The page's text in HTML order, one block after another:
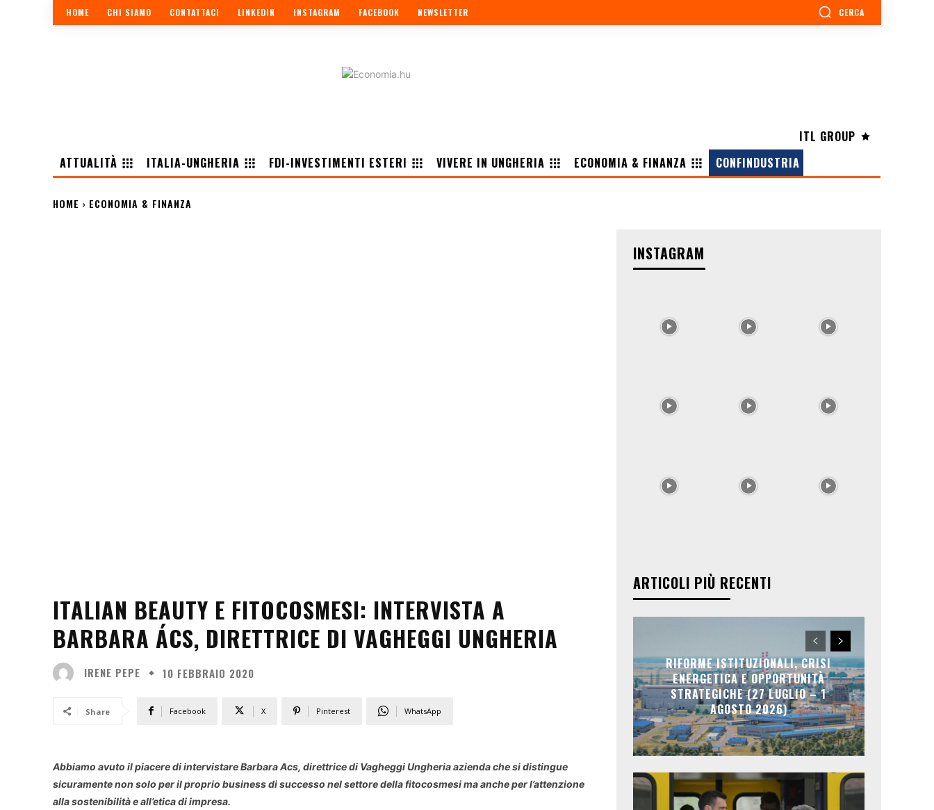
HOME CHI SIAMO CONTATTACI LINKEDIN INSTAGRAM FACEBOOK NEWSLETTER CERCA
ITL GROUP
ATTUALITÀ
ITALIA-UNGHERIA FDI-INVESTIMENTI ESTERI VIVERE IN UNGHERIA ECONOMIA & FINANZA CONFINDUSTRIA
HOME ECONOMIA & FINANZA
ITALIAN BEAUTY E FITOCOSMESI: INTERVISTA A
BARBARA ÁCS, DIRETTRICE DI VAGHEGGI UNGHERIA
IRENE PEPE 10 FEBBRAIO 2020
Share Facebook X Pinterest WhatsApp
Abbiamo avuto il piacere di intervistare Barbara Acs, direttrice di Vagheggi Ungheria azienda che si distingue
sicuramente non solo per il proprio business di successo nel settore della fitocosmesi ma anche per l’attenzione
alla sostenibilità e all’etica di impresa.
INSTAGRAM
ARTICOLI PIÙ RECENTI
RIFORME ISTITUZIONALI, CRISI
ENERGETICA E OPPORTUNITÀ
STRATEGICHE (27 LUGLIO – 1
AGOSTO 2026)